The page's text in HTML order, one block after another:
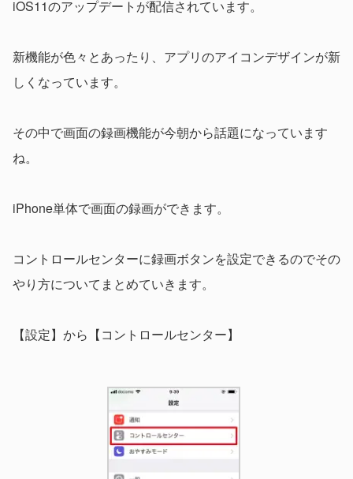
iOS11のアップデートが配信されています。
新機能が色々とあったり、アプリのアイコンデザインが新
しくなっています。
その中で画面の録画機能が今朝から話題になっています
ね。
iPhone単体で画面の録画ができます。
コントロールセンターに録画ボタンを設定できるのでその
やり方についてまとめていきます。
【設定】から【コントロールセンター】